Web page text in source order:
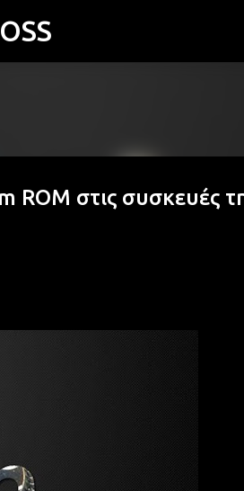
κύριο περιεχόμενο
ROM στις συσκευές